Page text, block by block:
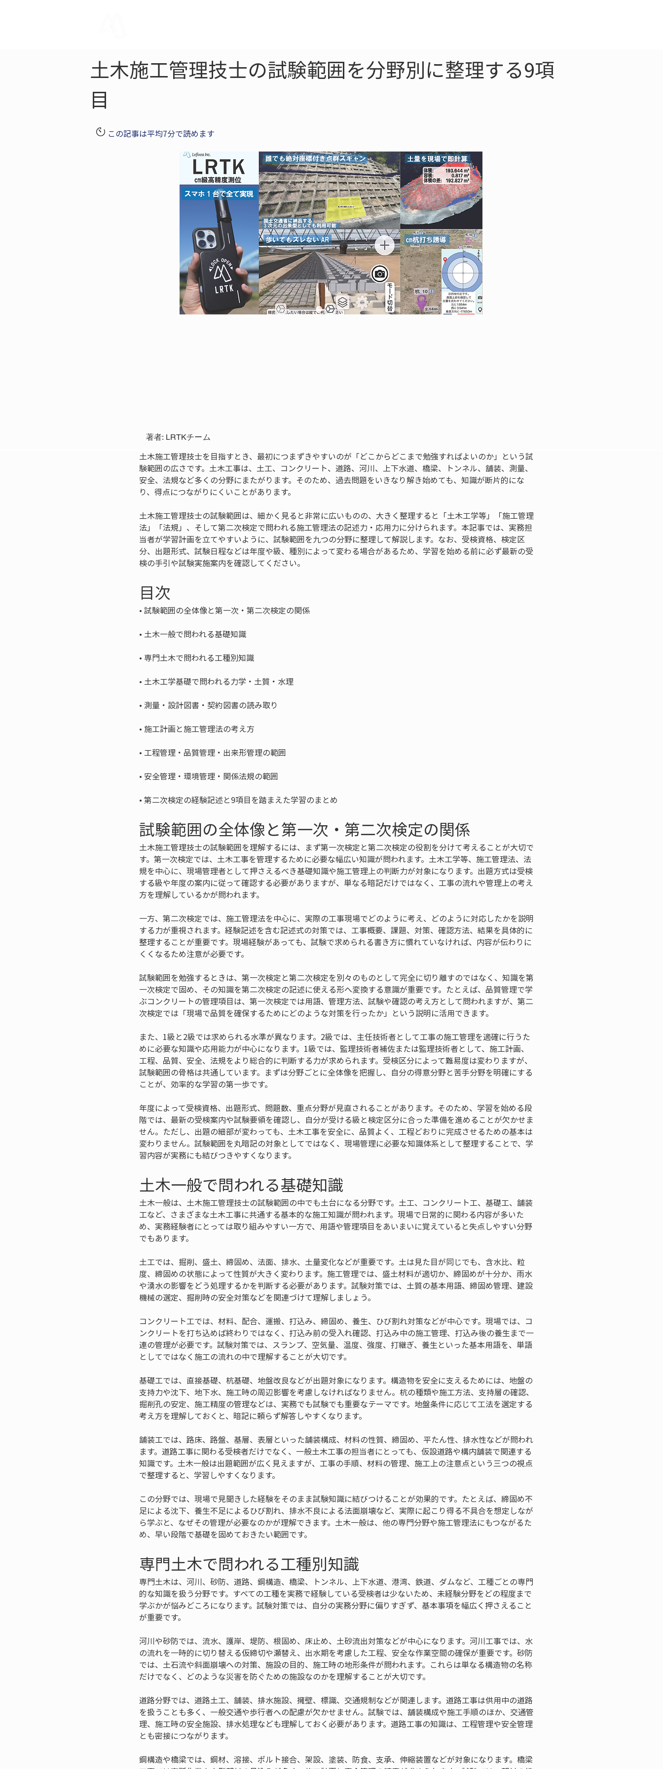
土木施工管理技士の試験範囲を分野別に整理する9項
目
この記事は平均7分で読めます
著者: LRTKチーム
土木施工管理技士を目指すとき、最初につまずきやすいのが「どこからどこまで勉強すればよいのか」という試
験範囲の広さです。土木工事は、土工、コンクリート、道路、河川、上下水道、橋梁、トンネル、舗装、測量、
安全、法規など多くの分野にまたがります。そのため、過去問題をいきなり解き始めても、知識が断片的にな
り、得点につながりにくいことがあります。
土木施工管理技士の試験範囲は、細かく見ると非常に広いものの、大きく整理すると「土木工学等」「施工管理
法」「法規」、そして第二次検定で問われる施工管理法の記述力・応用力に分けられます。本記事では、実務担
当者が学習計画を立てやすいように、試験範囲を九つの分野に整理して解説します。なお、受検資格、検定区
分、出題形式、試験日程などは年度や級、種別によって変わる場合があるため、学習を始める前に必ず最新の受
検の手引や試験実施案内を確認してください。
目次
•
•
•
•
•
•
•
•
• 第二次検定の経験記述と9項目を踏まえた学習のまとめ
試験範囲の全体像と第一次・第二次検定の関係
土木施工管理技士の試験範囲を理解するには、まず第一次検定と第二次検定の役割を分けて考えることが大切で
す。第一次検定では、土木工事を管理するために必要な幅広い知識が問われます。土木工学等、施工管理法、法
規を中心に、現場管理者として押さえるべき基礎知識や施工管理上の判断力が対象になります。出題方式は受検
する級や年度の案内に従って確認する必要がありますが、単なる暗記だけではなく、工事の流れや管理上の考え
方を理解しているかが問われます。
一方、第二次検定では、施工管理法を中心に、実際の工事現場でどのように考え、どのように対応したかを説明
する力が重視されます。経験記述を含む記述式の対策では、工事概要、課題、対策、確認方法、結果を具体的に
整理することが重要です。現場経験があっても、試験で求められる書き方に慣れていなければ、内容が伝わりに
くくなるため注意が必要です。
試験範囲を勉強するときは、第一次検定と第二次検定を別々のものとして完全に切り離すのではなく、知識を第
一次検定で固め、その知識を第二次検定の記述に使える形へ変換する意識が重要です。たとえば、品質管理で学
ぶコンクリートの管理項目は、第一次検定では用語、管理方法、試験や確認の考え方として問われますが、第二
次検定では「現場で品質を確保するためにどのような対策を行ったか」という説明に活用できます。
また、1級と2級では求められる水準が異なります。2級では、主任技術者として工事の施工管理を適確に行うた
めに必要な知識や応用能力が中心になります。1級では、監理技術者補佐または監理技術者として、施工計画、
工程、品質、安全、法規をより総合的に判断する力が求められます。受検区分によって難易度は変わりますが、
試験範囲の骨格は共通しています。まずは分野ごとに全体像を把握し、自分の得意分野と苦手分野を明確にする
ことが、効率的な学習の第一歩です。
年度によって受検資格、出題形式、問題数、重点分野が見直されることがあります。そのため、学習を始める段
階では、最新の受検案内や試験要領を確認し、自分が受ける級と検定区分に合った準備を進めることが欠かせま
せん。ただし、出題の細部が変わっても、土木工事を安全に、品質よく、工程どおりに完成させるための基本は
変わりません。試験範囲を丸暗記の対象としてではなく、現場管理に必要な知識体系として整理することで、学
習内容が実務にも結びつきやすくなります。
土木一般で問われる基礎知識
土木一般は、土木施工管理技士の試験範囲の中でも土台になる分野です。土工、コンクリート工、基礎工、舗装
工など、さまざまな土木工事に共通する基本的な施工知識が問われます。現場で日常的に関わる内容が多いた
め、実務経験者にとっては取り組みやすい一方で、用語や管理項目をあいまいに覚えていると失点しやすい分野
でもあります。
土工では、掘削、盛土、締固め、法面、排水、土量変化などが重要です。土は見た目が同じでも、含水比、粒
度、締固めの状態によって性質が大きく変わります。施工管理では、盛土材料が適切か、締固めが十分か、雨水
や湧水の影響をどう処理するかを判断する必要があります。試験対策では、土質の基本用語、締固め管理、建設
機械の選定、掘削時の安全対策などを関連づけて理解しましょう。
コンクリート工では、材料、配合、運搬、打込み、締固め、養生、ひび割れ対策などが中心です。現場では、コ
ンクリートを打ち込めば終わりではなく、打込み前の受入れ確認、打込み中の施工管理、打込み後の養生まで一
連の管理が必要です。試験対策では、スランプ、空気量、温度、強度、打継ぎ、養生といった基本用語を、単語
としてではなく施工の流れの中で理解することが大切です。
基礎工では、直接基礎、杭基礎、地盤改良などが出題対象になります。構造物を安全に支えるためには、地盤の
支持力や沈下、地下水、施工時の周辺影響を考慮しなければなりません。杭の種類や施工方法、支持層の確認、
掘削孔の安定、施工精度の管理などは、実務でも試験でも重要なテーマです。地盤条件に応じて工法を選定する
考え方を理解しておくと、暗記に頼らず解答しやすくなります。
舗装工では、路床、路盤、基層、表層といった舗装構成、材料の性質、締固め、平たん性、排水性などが問われ
ます。道路工事に関わる受検者だけでなく、一般土木工事の担当者にとっても、仮設道路や構内舗装で関連する
知識です。土木一般は出題範囲が広く見えますが、工事の手順、材料の管理、施工上の注意点という三つの視点
で整理すると、学習しやすくなります。
この分野では、現場で見聞きした経験をそのまま試験知識に結びつけることが効果的です。たとえば、締固め不
足による沈下、養生不足によるひび割れ、排水不良による法面崩壊など、実際に起こり得る不具合を想定しなが
ら学ぶと、なぜその管理が必要なのかが理解できます。土木一般は、他の専門分野や施工管理法にもつながるた
め、早い段階で基礎を固めておきたい範囲です。
専門土木で問われる工種別知識
専門土木は、河川、砂防、道路、鋼構造、橋梁、トンネル、上下水道、港湾、鉄道、ダムなど、工種ごとの専門
的な知識を扱う分野です。すべての工種を実務で経験している受検者は少ないため、未経験分野をどの程度まで
学ぶかが悩みどころになります。試験対策では、自分の実務分野に偏りすぎず、基本事項を幅広く押さえること
が重要です。
河川や砂防では、流水、護岸、堤防、根固め、床止め、土砂流出対策などが中心になります。河川工事では、水
の流れを一時的に切り替える仮締切や瀬替え、出水期を考慮した工程、安全な作業空間の確保が重要です。砂防
では、土石流や斜面崩壊への対策、施設の目的、施工時の地形条件が問われます。これらは単なる構造物の名称
だけでなく、どのような災害を防ぐための施設なのかを理解することが大切です。
道路分野では、道路土工、舗装、排水施設、擁壁、標識、交通規制などが関連します。道路工事は供用中の道路
を扱うことも多く、一般交通や歩行者への配慮が欠かせません。試験では、舗装構成や施工手順のほか、交通管
理、施工時の安全施設、排水処理なども理解しておく必要があります。道路工事の知識は、工程管理や安全管理
とも密接につながります。
鋼構造や橋梁では、鋼材、溶接、ボルト接合、架設、塗装、防食、支承、伸縮装置などが対象になります。橋梁